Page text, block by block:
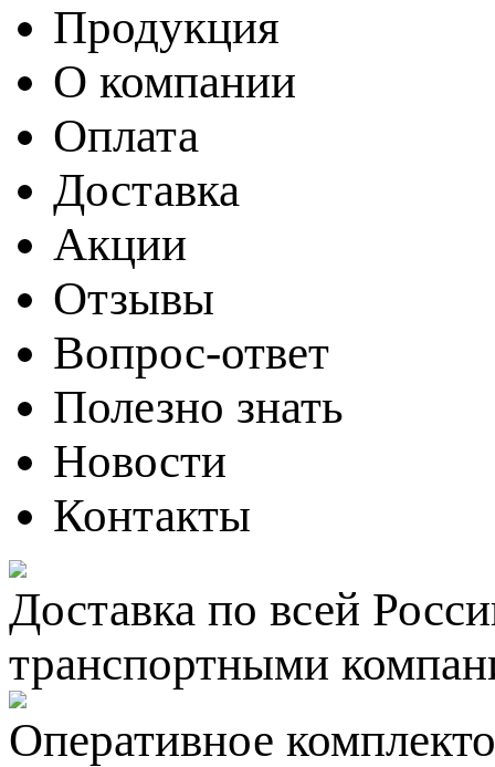
Продукция
О компании
Оплата
Доставка
Акции
Отзывы
Вопрос-ответ
Полезно знать
Новости
Контакты
Доставка по всей
транспортными
Оперативное